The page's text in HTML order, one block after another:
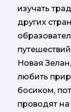
изучать
других
Новая
любить
босиком,
проводят